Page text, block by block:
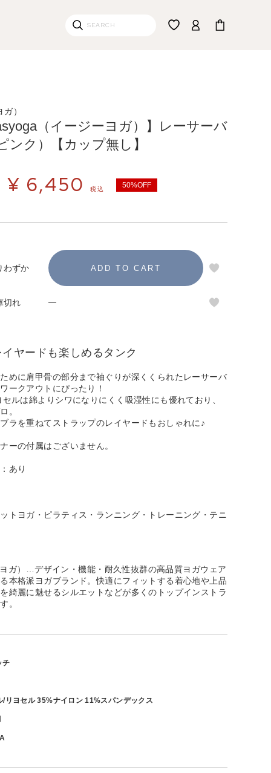
）
（イージーヨガ）】レーサーバ
ンク）【カップ無し】
¥ 6,450 税込 50%OFF
わずか
切れ —
ヤードも楽しめるタンク
めに肩甲骨の部分まで袖ぐりが深くくられたレーサーバ
ークアウトにぴったり！
ルは綿よりシワになりにくく吸湿性にも優れており、
。
ラを重ねてストラップのレイヤードもおしゃれに♪
ーの付属はございません。
あり
トヨガ・ピラティス・ランニング・トレーニング・テニ
ガ）…デザイン・機能・耐久性抜群の高品質ヨガウェア
本格派ヨガブランド。快適にフィットする着心地や上品
綺麗に魅せるシルエットなどが多くのトップインストラ
。
チ
/リヨセル 35%ナイロン 11%スパンデックス